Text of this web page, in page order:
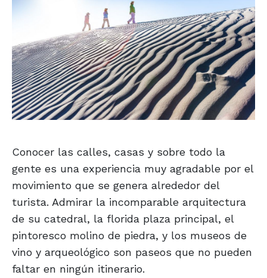
Conocer las calles, casas y sobre todo la
gente es una experiencia muy agradable por el
movimiento que se genera alrededor del
turista. Admirar la incomparable arquitectura
de su catedral, la florida plaza principal, el
pintoresco molino de piedra, y los museos de
vino y arqueológico son paseos que no pueden
faltar en ningún itinerario.